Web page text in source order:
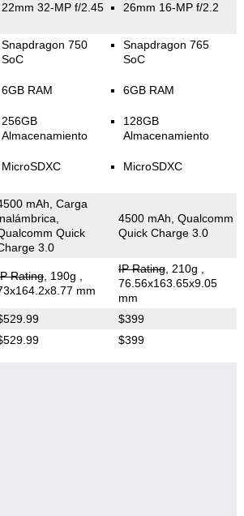
22mm 32-MP f/2.45 26mm 16-MP f/2.2
Snapdragon 750
SoC
6GB RAM
256GB
Almacenamiento
MicroSDXC
Snapdragon 765
SoC
6GB RAM
128GB
Almacenamiento
MicroSDXC
mAh, Carga
Quick
3.0
4500 mAh, Qualcomm
Quick Charge 3.0
Rating, 190g
mm
IP Rating, 210g
76.56x163.65x9.05
mm
$399
$399